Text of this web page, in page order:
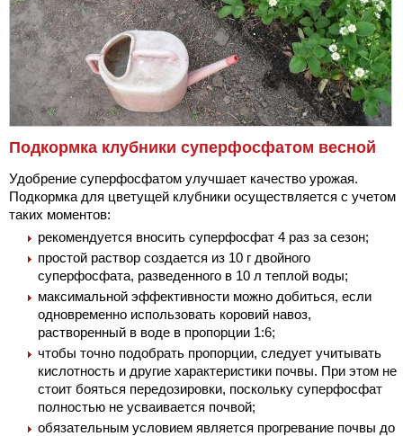
Подкормка клубники суперфосфатом весной
Удобрение суперфосфатом улучшает качество урожая.
Подкормка для цветущей клубники осуществляется с учетом
таких моментов:
рекомендуется вносить суперфосфат 4 раз за сезон;
простой раствор создается из 10 г двойного
суперфосфата, разведенного в 10 л теплой воды;
максимальной эффективности можно добиться, если
одновременно использовать коровий навоз,
растворенный в воде в пропорции 1:6;
чтобы точно подобрать пропорции, следует учитывать
кислотность и другие характеристики почвы. При этом не
стоит бояться передозировки, поскольку суперфосфат
полностью не усваивается почвой;
обязательным условием является прогревание почвы до